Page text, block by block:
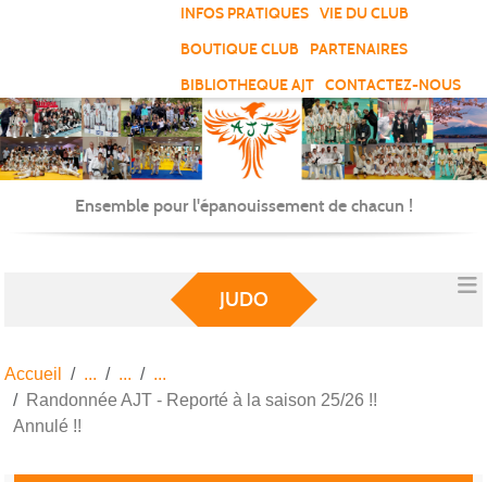
INFOS PRATIQUES
VIE DU CLUB
BOUTIQUE CLUB
PARTENAIRES
BIBLIOTHEQUE AJT
CONTACTEZ-NOUS
Ensemble pour l'épanouissement de chacun !
JUDO
Accueil
Randonnée AJT - Reporté à la saison 25/26 !!
Annulé !!
Panneau de gestion des cookies